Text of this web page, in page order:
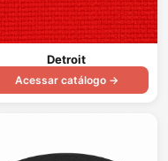
Detroit
Acessar catálogo →